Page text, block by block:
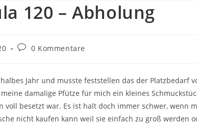
120 – Abholung
Beitrags-
0 Kommentare
Jahr und musste feststellen das der Platzbedarf
damalige Pfütze für mich ein kleines
besetzt war. Es ist halt doch immer schwer, wenn
nicht kaufen kann weil sie einfach zu groß werden